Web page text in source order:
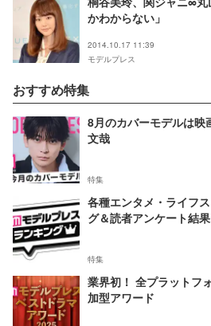
かわからない」
2014.10.17 11:39
モデルプレス
おすすめ特集
8月のカバーモデルは映
文哉
特集
各種エンタメ・ライフ
グ＆読者アンケート結
特集
業界初！ 全プラットフ
加型アワード